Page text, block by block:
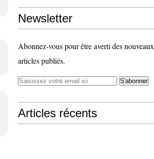
Newsletter
Abonnez-vous pour être averti des nouveaux
articles publiés.
Articles récents